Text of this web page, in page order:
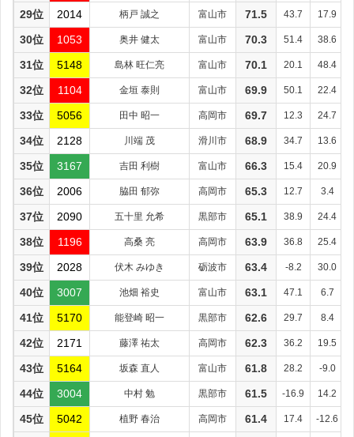
29位 2014 柄戸 誠之 富山市 71.5 43.7 17.9
30位 1053 奥井 健太 富山市 70.3 51.4 38.6
31位 5148 島林 旺仁亮 富山市 70.1 20.1 48.4
32位 1104 金垣 泰則 富山市 69.9 50.1 22.4
33位 5056 田中 昭一 高岡市 69.7 12.3 24.7
34位 2128 川端 茂 滑川市 68.9 34.7 13.6
35位 3167 吉田 利樹 富山市 66.3 15.4 20.9
36位 2006 脇田 郁弥 高岡市 65.3 12.7 3.4
37位 2090 五十里 允希 黒部市 65.1 38.9 24.4
38位 1196 高桑 亮 高岡市 63.9 36.8 25.4
39位 2028 伏木 みゆき 砺波市 63.4 -8.2 30.0
40位 3007 池畑 裕史 富山市 63.1 47.1 6.7
41位 5170 能登崎 昭一 黒部市 62.6 29.7 8.4
42位 2171 藤澤 祐太 高岡市 62.3 36.2 19.5
43位 5164 坂森 直人 富山市 61.8 28.2 -9.0
44位 3004 中村 勉 黒部市 61.5 -16.9 14.2
45位 5042 植野 春治 高岡市 61.4 17.4 -12.6